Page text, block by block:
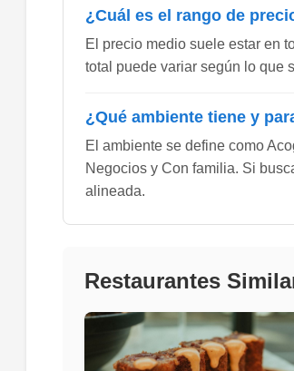
¿Cuál es el rango de
El precio medio suele estar en
total puede variar según lo que
¿Qué ambiente tiene y
El ambiente se define como
Negocios y Con familia. Si
alineada.
Restaurantes